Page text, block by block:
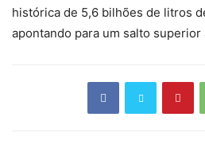
histórica de 5,6 bilhões de litros
apontando para um salto superior